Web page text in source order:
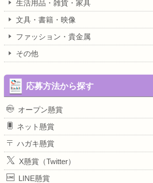
生活用品・雑貨・家具
文具・書籍・映像
ファッション・貴金属
その他
応募方法から探す
オープン懸賞
ネット懸賞
ハガキ懸賞
X懸賞（Twitter）
LINE懸賞